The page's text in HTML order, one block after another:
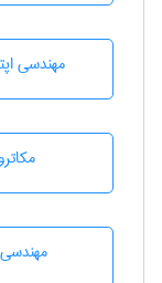
مهندسی